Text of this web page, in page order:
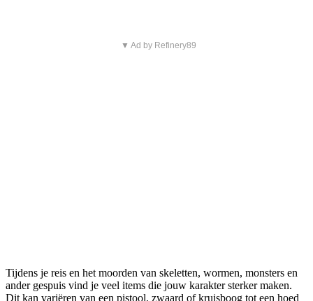
▼ Ad by Refinery89
Tijdens je reis en het moorden van skeletten, wormen, monsters en
ander gespuis vind je veel items die jouw karakter sterker maken.
Dit kan variëren van een pistool, zwaard of kruisboog tot een hoed